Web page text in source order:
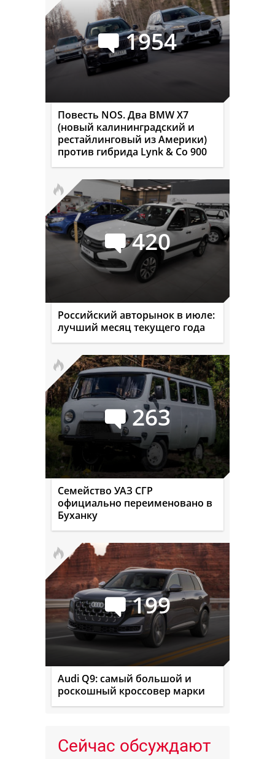
1954
Повесть NOS. Два BMW X7
(новый калининградский и
рестайлинговый из Америки)
против гибрида Lynk & Co 900
420
Российский авторынок в июле:
лучший месяц текущего года
263
Семейство УАЗ СГР
официально переименовано в
Буханку
199
Audi Q9: самый большой и
роскошный кроссовер марки
Сейчас обсуждают